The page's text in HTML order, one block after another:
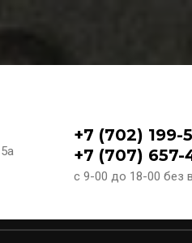
+7 (702) 199-
+7 (707) 657-
с 9-00 до 18-00 без